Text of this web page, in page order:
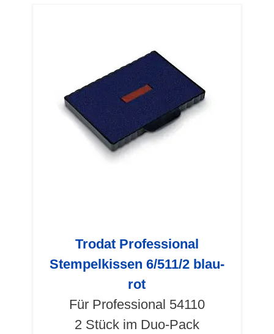
Trodat Professional
Stempelkissen 6/511/2 blau-
rot
Für Professional 54110
2 Stück im Duo-Pack